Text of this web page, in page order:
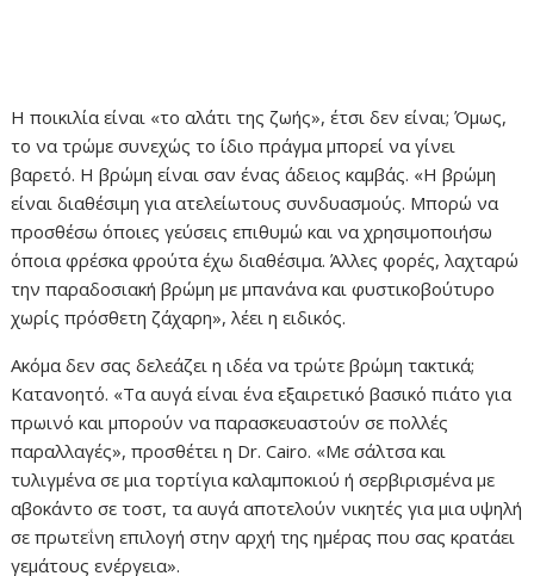
Η ποικιλία είναι «το αλάτι της ζωής», έτσι δεν είναι; Όμως,
το να τρώμε συνεχώς το ίδιο πράγμα μπορεί να γίνει
βαρετό. Η βρώμη είναι σαν ένας άδειος καμβάς. «Η βρώμη
είναι διαθέσιμη για ατελείωτους συνδυασμούς. Μπορώ να
προσθέσω όποιες γεύσεις επιθυμώ και να χρησιμοποιήσω
όποια φρέσκα φρούτα έχω διαθέσιμα. Άλλες φορές, λαχταρώ
την παραδοσιακή βρώμη με μπανάνα και φυστικοβούτυρο
χωρίς πρόσθετη ζάχαρη», λέει η ειδικός.
Ακόμα δεν σας δελεάζει η ιδέα να τρώτε βρώμη τακτικά;
Κατανοητό. «Τα αυγά είναι ένα εξαιρετικό βασικό πιάτο για
πρωινό και μπορούν να παρασκευαστούν σε πολλές
παραλλαγές», προσθέτει η Dr. Cairo. «Με σάλτσα και
τυλιγμένα σε μια τορτίγια καλαμποκιού ή σερβιρισμένα με
αβοκάντο σε τοστ, τα αυγά αποτελούν νικητές για μια υψηλή
σε πρωτεΐνη επιλογή στην αρχή της ημέρας που σας κρατάει
γεμάτους ενέργεια».